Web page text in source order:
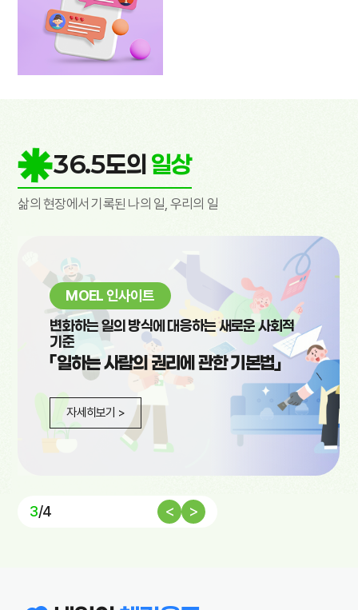
36.5도의 일상
삶의 현장에서 기록된 나의 일, 우리의 일
3/4 < >
MOEL 인사이트
변화하는 일의 방식에 대응하는 새로운 사회적
기준
「일하는 사람의 권리에 관한 기본법」
자세히보기 >